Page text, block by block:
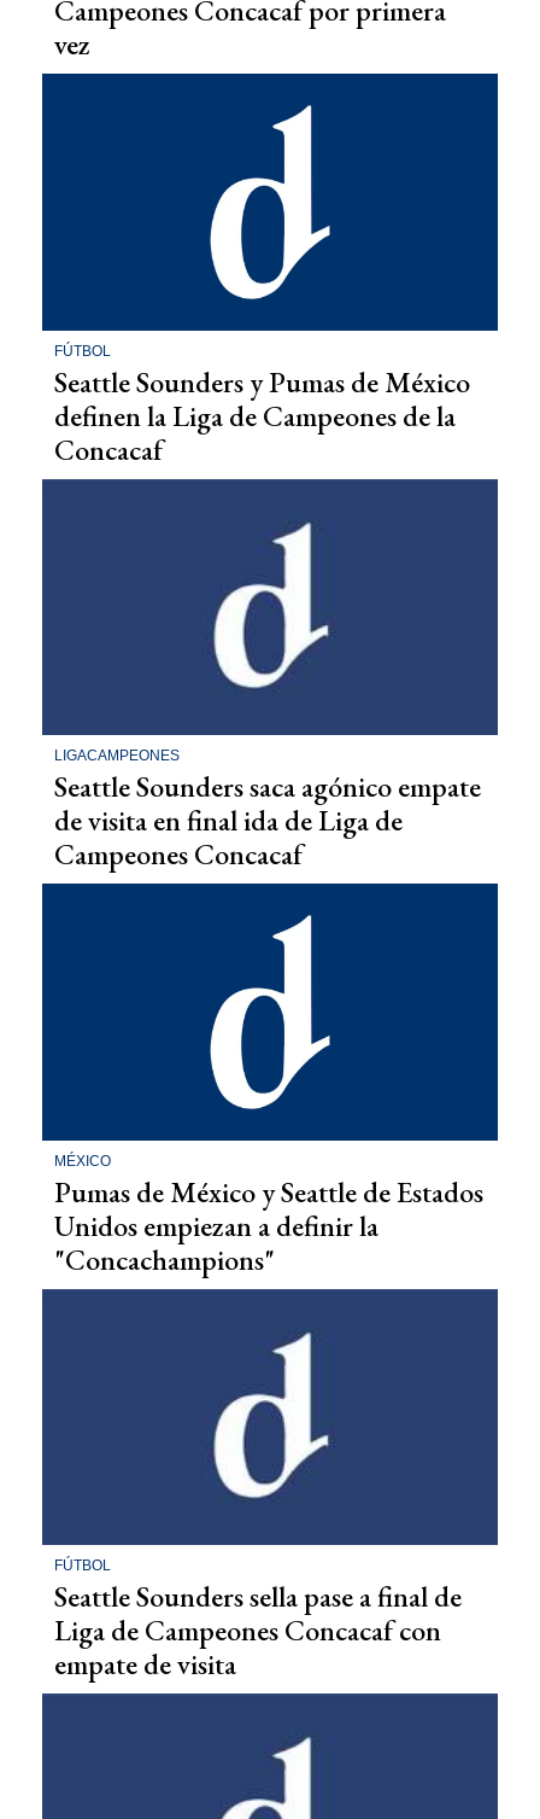
Campeones Concacaf por primera
vez
FÚTBOL
Seattle Sounders y Pumas de México
definen la Liga de Campeones de la
Concacaf
LIGACAMPEONES
Seattle Sounders saca agónico empate
de visita en final ida de Liga de
Campeones Concacaf
MÉXICO
Pumas de México y Seattle de Estados
Unidos empiezan a definir la
"Concachampions"
FÚTBOL
Seattle Sounders sella pase a final de
Liga de Campeones Concacaf con
empate de visita